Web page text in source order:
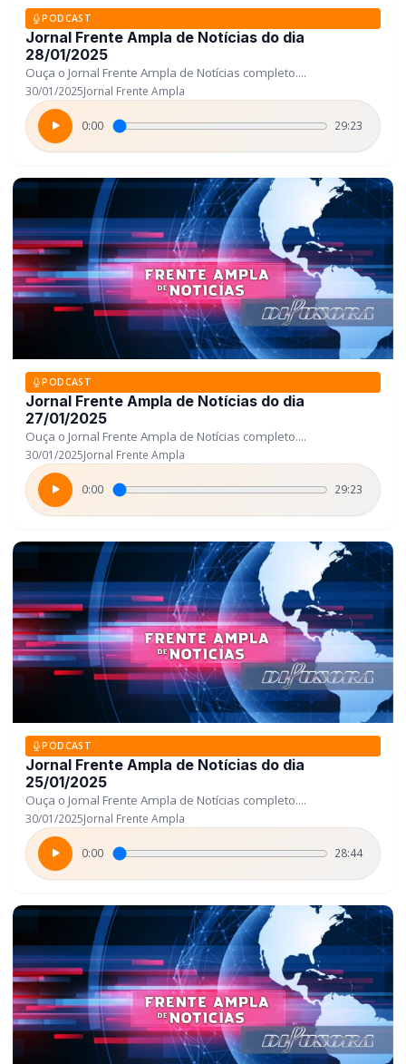
PODCAST
Jornal Frente Ampla de Notícias do dia
28/01/2025
Ouça o Jornal Frente Ampla de Notícias completo....
30/01/2025Jornal Frente Ampla
0:00 29:23
PODCAST
Jornal Frente Ampla de Notícias do dia
27/01/2025
Ouça o Jornal Frente Ampla de Notícias completo....
30/01/2025Jornal Frente Ampla
0:00 29:23
PODCAST
Jornal Frente Ampla de Notícias do dia
25/01/2025
Ouça o Jornal Frente Ampla de Notícias completo....
30/01/2025Jornal Frente Ampla
0:00 28:44